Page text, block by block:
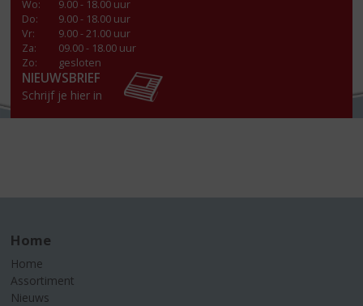
Wo:
9.00 - 18.00 uur
Do:
9.00 - 18.00 uur
Vr:
9.00 - 21.00 uur
Za:
09.00 - 18.00 uur
Zo:
gesloten
NIEUWSBRIEF
Schrijf je hier in
Home
Home
Assortiment
Nieuws